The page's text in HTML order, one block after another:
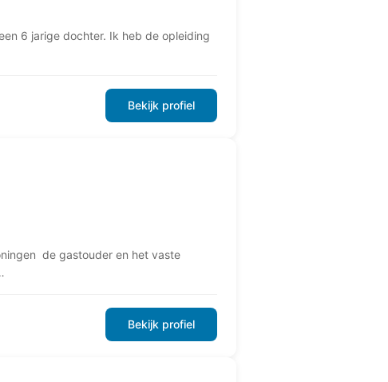
6 jarige dochter. Ik heb de opleiding
Bekijk profiel
de gastouder en het vaste
Bekijk profiel